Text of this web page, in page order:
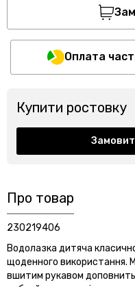
Оплата
Купити ростовку
Про товар
230219406
Водолазка дитяча
щоденного використання.
вшитим рукавом